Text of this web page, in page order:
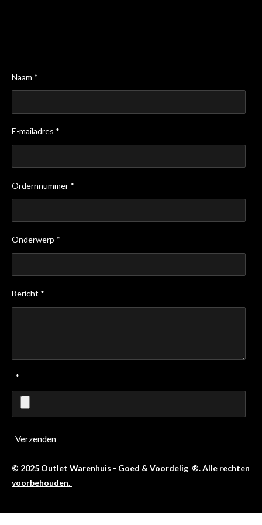
Naam *
E-mailadres *
Ordernnummer *
Onderwerp *
Bericht *
*
Verzenden
© 2025 Outlet Warenhuis - Goed & Voordelig ®. Alle rechten
voorbehouden.